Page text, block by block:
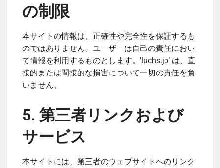
の制限
本サイトの情報は、正確性や完全性を保証するも
のではありません。ユーザーは自己の責任におい
て情報を利用するものとします。’luchs.jp’ は、直
接的または間接的な損害について一切の責任を負
いません。
5. 第三者リンクおよび
サービス
本サイトには、第三者のウェブサイトへのリンク